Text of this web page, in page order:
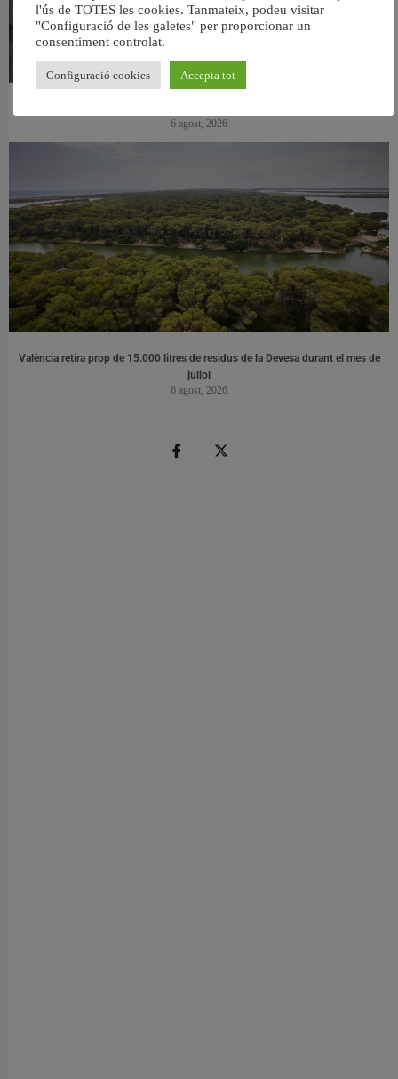
6 agost, 2026
València retira prop de 15.000 litres de residus de la Devesa durant el mes de
juliol
6 agost, 2026
l'ús de TOTES les cookies. Tanmateix, podeu visitar
"Configuració de les galetes" per proporcionar un
consentiment controlat.
Configuració cookies Accepta tot